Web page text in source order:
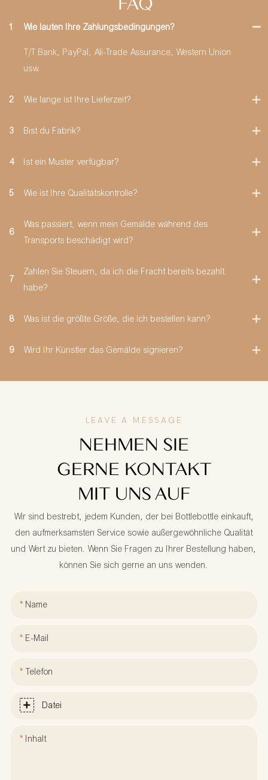
1 Wie lauten Ihre Zahlungsbedingungen?
T/T Bank, PayPal, Ali-Trade Assurance, Western Union
usw.
2 Wie lange ist Ihre Lieferzeit?
3 Bist du Fabrik?
4 Ist ein Muster verfügbar?
5 Wie ist Ihre Qualitätskontrolle?
6
Was passiert, wenn mein Gemälde während des
Transports beschädigt wird?
7
Zahlen Sie Steuern, da ich die Fracht bereits bezahlt
habe?
8 Was ist die größte Größe, die ich bestellen kann?
9 Wird Ihr Künstler das Gemälde signieren?
LEAVE A MESSAGE
NEHMEN SIE
GERNE KONTAKT
MIT UNS AUF
Wir sind bestrebt, jedem Kunden, der bei Bottlebottle einkauft,
den aufmerksamsten Service sowie außergewöhnliche Qualität
und Wert zu bieten. Wenn Sie Fragen zu Ihrer Bestellung haben,
können Sie sich gerne an uns wenden.
Name
E-Mail
Telefon
Datei
Inhalt